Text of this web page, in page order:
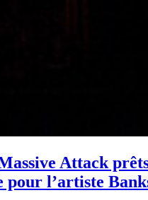
Attack
pour l’artiste